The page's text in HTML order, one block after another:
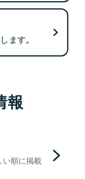
ます。
報
い順に掲載